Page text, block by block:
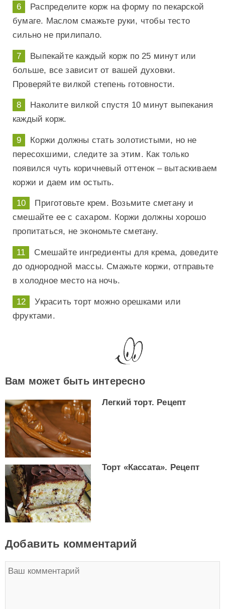
Распределите корж на форму по пекарской
бумаге. Маслом смажьте руки, чтобы тесто
сильно не прилипало.
Выпекайте каждый корж по 25 минут или
больше, все зависит от вашей духовки.
Проверяйте вилкой степень готовности.
Наколите вилкой спустя 10 минут выпекания
каждый корж.
Коржи должны стать золотистыми, но не
пересохшими, следите за этим. Как только
появился чуть коричневый оттенок – вытаскиваем
коржи и даем им остыть.
Приготовьте крем. Возьмите сметану и
смешайте ее с сахаром. Коржи должны хорошо
пропитаться, не экономьте сметану.
Смешайте ингредиенты для крема, доведите
до однородной массы. Смажьте коржи, отправьте
в холодное место на ночь.
Украсить торт можно орешками или
фруктами.
Вам может быть интересно
Легкий торт. Рецепт
Торт «Кассата». Рецепт
Добавить комментарий